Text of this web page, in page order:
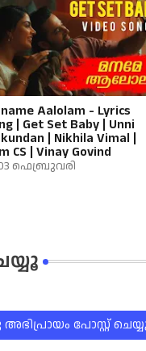
Aalolam - Lyrics
| Get Set Baby | Unni
| Nikhila Vimal |
CS | Vinay Govind
ഫെബ്രുവരി
പോസ്റ്റ്